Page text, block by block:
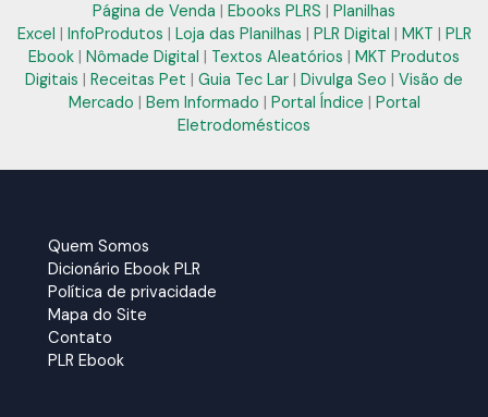
Página de Venda Ebooks PLRS
Planilhas
Excel
InfoProdutos Loja das Planilhas PLR Digital MKT
PLR
Ebook Nômade Digital Textos Aleatórios
MKT Produtos
Digitais
Receitas Pet Guia Tec Lar Divulga Seo
Visão de
Mercado
Bem Informado Portal Índice
Portal
Eletrodomésticos
Quem Somos
Dicionário Ebook PLR
Política de privacidade
Mapa do Site
Contato
PLR Ebook